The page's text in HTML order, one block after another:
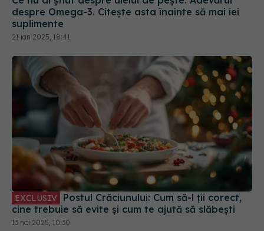
21 ian 2025, 18:41
EXCLUSIV Postul Crăciunului: Cum să-l ții corect,
cine trebuie să evite și cum te ajută să slăbești
13 noi 2025, 10:30